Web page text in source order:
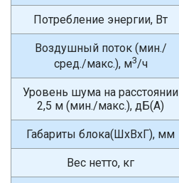
Потребление энергии, Вт
Воздушный поток (мин./
сред./макс.), м3/ч
Уровень шума на расстоянии
2,5 м (мин./макс.), дБ(A)
Габариты блока(ШxВxГ), мм
Вес нетто, кг